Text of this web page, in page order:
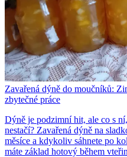
Zavařená dýně do moučníků:
zbytečné práce
Dýně je podzimní hit, ale co s
nestačí? Zavařená dýně na
měsíce a kdykoliv sáhnete po
máte základ hotový během